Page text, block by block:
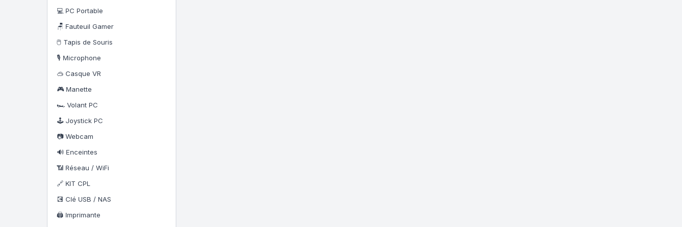
💻 PC Portable
🪑 Fauteuil Gamer
🖱️ Tapis de Souris
🎙️ Microphone
🥽 Casque VR
🎮 Manette
🏎️ Volant PC
🕹️ Joystick PC
📷 Webcam
🔊 Enceintes
📶 Réseau / WiFi
🔗 KIT CPL
💽 Clé USB / NAS
🖨️ Imprimante